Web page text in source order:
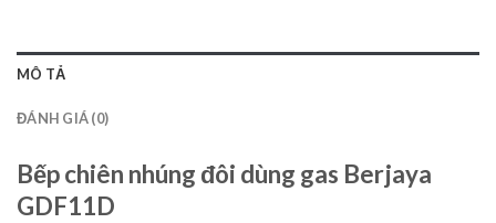
MÔ TẢ
ĐÁNH GIÁ (0)
Bếp chiên nhúng đôi dùng gas Berjaya
GDF11D